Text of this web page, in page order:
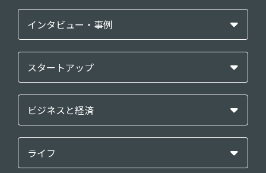
インタビュー・事例
スタートアップ
ビジネスと経済
ライフ